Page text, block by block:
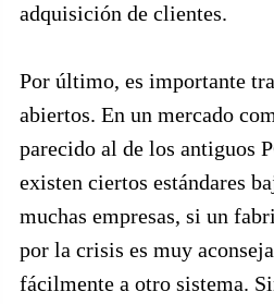
adquisición de clientes.
Por último, es importante
abiertos. En un mercado
parecido al de los antiguos
existen ciertos estándares
muchas empresas, si un
por la crisis es muy
fácilmente a otro sistema.